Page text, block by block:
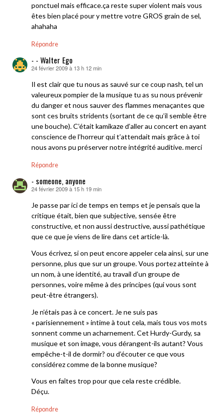
ponctuel mais efficace.ça reste super violent mais vous
êtes bien placé pour y mettre votre GROS grain de sel,
ahahaha
Répondre
- - Walter Ego
dit :
24 février 2009 à 13 h 12 min
Il est clair que tu nous as sauvé sur ce coup nash, tel un
valeureux pompier de la musique tu as su nous prévenir
du danger et nous sauver des flammes menaçantes que
sont ces bruits stridents (sortant de ce qu’il semble être
une bouche). C’était kamikaze d’aller au concert en ayant
conscience de l’horreur qui t’attendait mais grâce à toi
nous avons pu préserver notre intégrité auditive. merci
Répondre
- someone, anyone
dit :
24 février 2009 à 15 h 19 min
Je passe par ici de temps en temps et je pensais que la
critique était, bien que subjective, sensée être
constructive, et non aussi destructive, aussi pathétique
que ce que je viens de lire dans cet article-là.
Vous écrivez, si on peut encore appeler cela ainsi, sur une
personne, plus que sur un groupe. Vous portez atteinte à
un nom, à une identité, au travail d’un groupe de
personnes, voire même à des principes (qui vous sont
peut-être étrangers).
Je n’étais pas à ce concert. Je ne suis pas
« parisiennement » intime à tout cela, mais tous vos mots
sonnent comme un acharnement. Cet Hurdy-Gurdy, sa
musique et son image, vous dérangent-ils autant? Vous
empêche-t-il de dormir? ou d’écouter ce que vous
considérez comme de la bonne musique?
Vous en faîtes trop pour que cela reste crédible.
Déçu.
Répondre